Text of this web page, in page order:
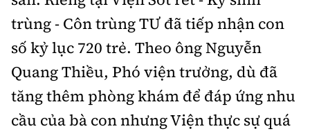
Nhà thầu
Mời thầu - Đấu thầu
Thi viết về GTVT
Gương sáng giao thông
Âm nhạc
Hậu trường sao
360 độ thể thao
Sản phẩm mới
Tư vấn
Thế giới
Thời sự Quốc tế
Hồ sơ tài liệu
Thế giới giao thông
Đi ++
Du lịch
Khám phá
Video
Thời sự
trùng - Côn trùng TƯ đã tiếp nhận con
số kỷ lục 720 trẻ. Theo ông Nguyễn
Quang Thiều, Phó viện trưởng, dù đã
tăng thêm phòng khám để đáp ứng nhu
cầu của bà con nhưng Viện thực sự quá